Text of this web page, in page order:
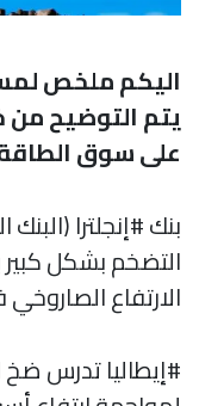
اليكم ملخص
يتم التوضيح من
على سوق
بنك #إنجلترا
الارتفاع
#إيطاليا تدرس ضخ